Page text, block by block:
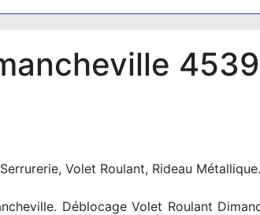
Volet Roulant, Rideau Métallique.
Déblocage Volet Roulant